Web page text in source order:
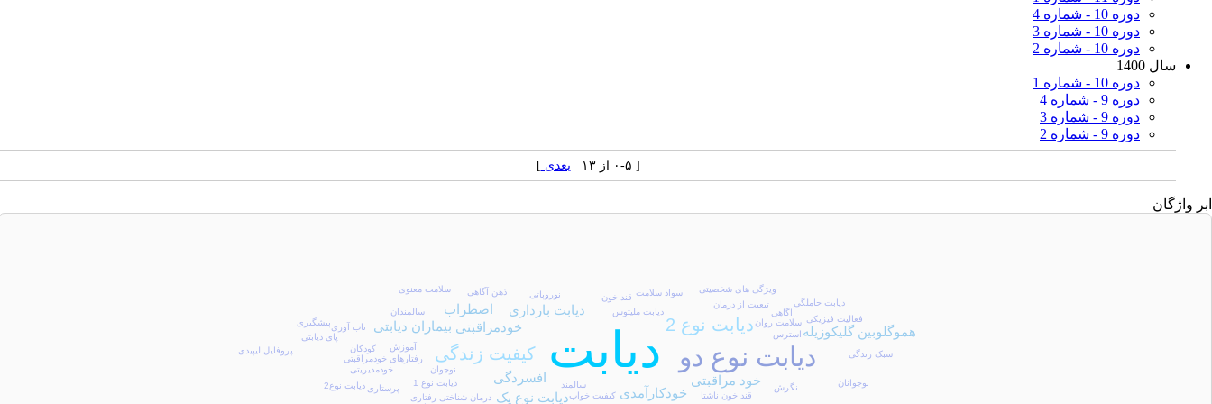
دوره 10 - شماره 4
دوره 10 - شماره 3
دوره 10 - شماره 2
سال 1400
دوره 10 - شماره 1
دوره 9 - شماره 4
دوره 9 - شماره 3
دوره 9 - شماره 2
[ ۰-۵ از ۱۳ بعدی ]
ابر واژگان
دیابت دیابت نوع دو کیفیت زندگی
دیابت نوع 2
افسردگی
خودکارآمدی
دیابت بارداری
خودمراقبتی
اضطراب
هموگلوبین گلیکوزیله
دیابت نوع یک
بیماران دیابتی
خود مراقبتی
کیفیت خواب
آموزش
سبک زندگی
استرس
دیابت نوع 1
تبعیت از درمان
قند خون
قند خون ناشتا
سلامت روان
دیابت ملیتوس
کودکان
نوجوان
تاب آوری
ذهن آگاهی
آگاهی
خودمدیریتی
سالمندان
نگرش
سواد سلامت
سالمند
ویژگی های شخصیتی
فعالیت فیزیکی
نوجوانان
پرستاری
رفتارهای خودمراقبتی
نوروپاتی
پای دیابتی
درمان شناختی رفتاری
دیابت نوع2
دیابت حاملگی
پروفایل لیپیدی
سلامت معنوی
پیشگیری